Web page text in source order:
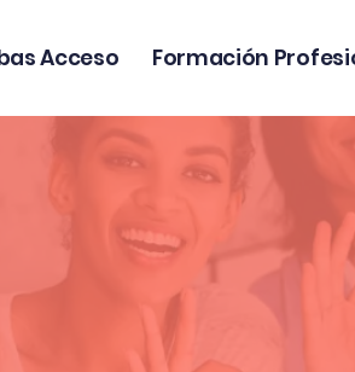
Acceso Formación